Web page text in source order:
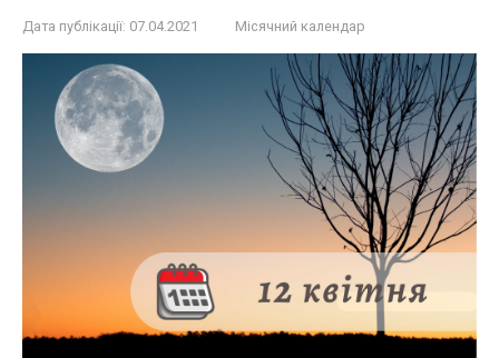
Дата публікації: 07.04.2021 Місячний календар